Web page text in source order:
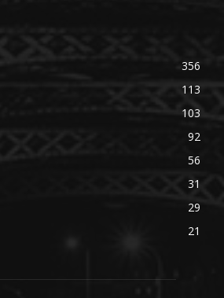
356
113
103
92
56
31
29
21